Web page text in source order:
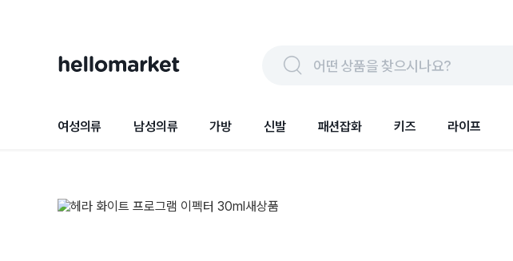
어떤 상품을 찾으시나요?
여성의류 남성의류 가방 신발 패션잡화 키즈 라이프